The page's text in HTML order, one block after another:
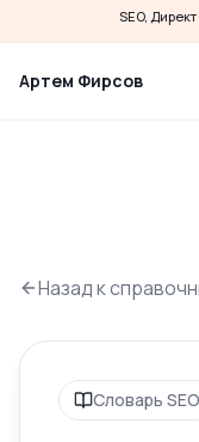
SEO,
Артем Фирсов
Назад к
Словарь SEO